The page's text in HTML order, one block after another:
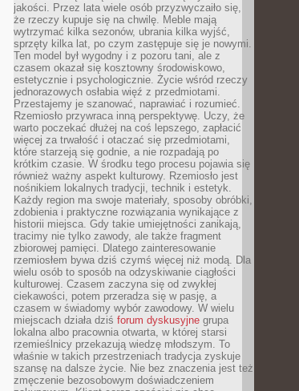
jakości. Przez lata wiele osób przyzwyczaiło się,
że rzeczy kupuje się na chwilę. Meble mają
wytrzymać kilka sezonów, ubrania kilka wyjść,
sprzęty kilka lat, po czym zastępuje się je nowymi.
Ten model był wygodny i z pozoru tani, ale z
czasem okazał się kosztowny środowiskowo,
estetycznie i psychologicznie. Życie wśród rzeczy
jednorazowych osłabia więź z przedmiotami.
Przestajemy je szanować, naprawiać i rozumieć.
Rzemiosło przywraca inną perspektywę. Uczy, że
warto poczekać dłużej na coś lepszego, zapłacić
więcej za trwałość i otaczać się przedmiotami,
które starzeją się godnie, a nie rozpadają po
krótkim czasie. W środku tego procesu pojawia się
również ważny aspekt kulturowy. Rzemiosło jest
nośnikiem lokalnych tradycji, technik i estetyk.
Każdy region ma swoje materiały, sposoby obróbki,
zdobienia i praktyczne rozwiązania wynikające z
historii miejsca. Gdy takie umiejętności zanikają,
tracimy nie tylko zawody, ale także fragment
zbiorowej pamięci. Dlatego zainteresowanie
rzemiosłem bywa dziś czymś więcej niż modą. Dla
wielu osób to sposób na odzyskiwanie ciągłości
kulturowej. Czasem zaczyna się od zwykłej
ciekawości, potem przeradza się w pasję, a
czasem w świadomy wybór zawodowy. W wielu
miejscach działa dziś forum dyskusyjne grupa
lokalna albo pracownia otwarta, w której starsi
rzemieślnicy przekazują wiedzę młodszym. To
właśnie w takich przestrzeniach tradycja zyskuje
szansę na dalsze życie. Nie bez znaczenia jest też
zmęczenie bezosobowym doświadczeniem